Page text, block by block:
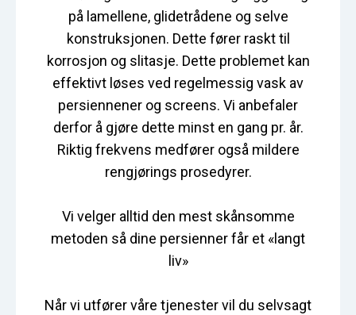
på lamellene, glidetrådene og selve
konstruksjonen. Dette fører raskt til
korrosjon og slitasje. Dette problemet kan
effektivt løses ved regelmessig vask av
persiennener og screens. Vi anbefaler
derfor å gjøre dette minst en gang pr. år.
Riktig frekvens medfører også mildere
rengjørings prosedyrer.
Vi velger alltid den mest skånsomme
metoden så dine persienner får et «langt
liv»
Når vi utfører våre tjenester vil du selvsagt